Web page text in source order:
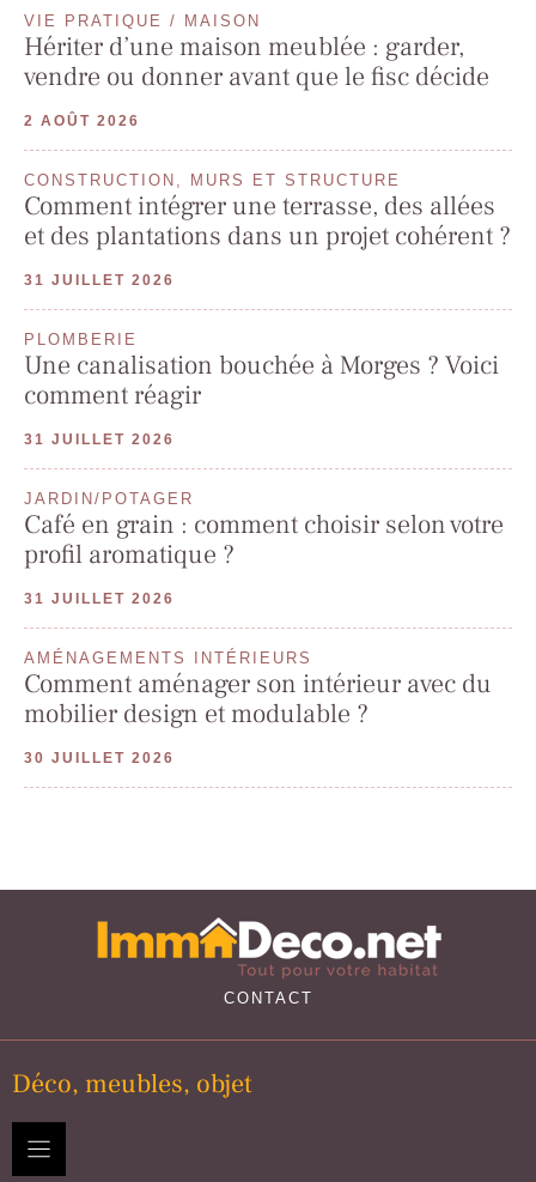
VIE PRATIQUE / MAISON
Hériter d’une maison meublée : garder,
vendre ou donner avant que le fisc décide
2 AOÛT 2026
CONSTRUCTION, MURS ET STRUCTURE
Comment intégrer une terrasse, des allées
et des plantations dans un projet cohérent ?
31 JUILLET 2026
PLOMBERIE
Une canalisation bouchée à Morges ? Voici
comment réagir
31 JUILLET 2026
JARDIN/POTAGER
Café en grain : comment choisir selon votre
profil aromatique ?
31 JUILLET 2026
AMÉNAGEMENTS INTÉRIEURS
Comment aménager son intérieur avec du
mobilier design et modulable ?
30 JUILLET 2026
CONTACT
Déco, meubles, objet